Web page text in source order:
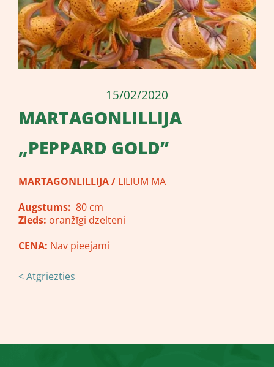
15/02/2020
MARTAGONLILLIJA
„PEPPARD GOLD”
MARTAGONLILLIJA / LILIUM MA
Augstums: 80 cm
Zieds: oranžīgi dzelteni
CENA: Nav pieejami
< Atgriezties